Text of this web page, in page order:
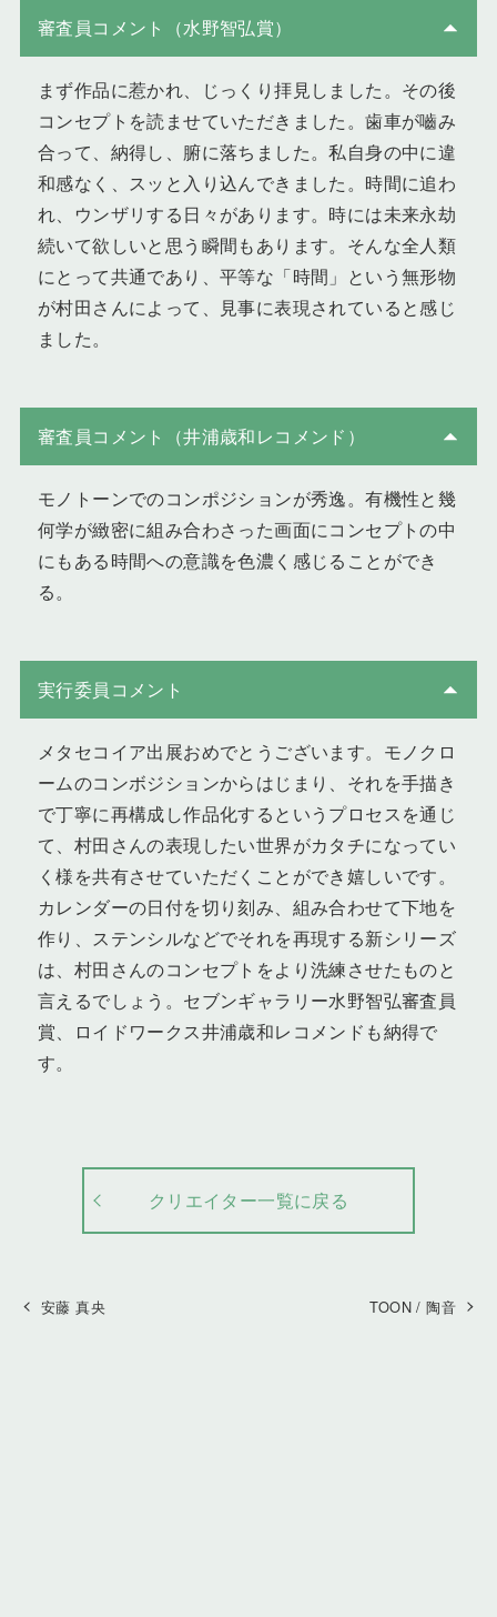
審査員コメント（水野智弘賞）
まず作品に惹かれ、じっくり拝見しました。その後
コンセプトを読ませていただきました。歯車が嚙み
合って、納得し、腑に落ちました。私自身の中に違
和感なく、スッと入り込んできました。時間に追わ
れ、ウンザリする日々があります。時には未来永劫
続いて欲しいと思う瞬間もあります。そんな全人類
にとって共通であり、平等な「時間」という無形物
が村田さんによって、見事に表現されていると感じ
ました。
審査員コメント（井浦歳和レコメンド）
モノトーンでのコンポジションが秀逸。有機性と幾
何学が緻密に組み合わさった画面にコンセプトの中
にもある時間への意識を色濃く感じることができ
る。
実行委員コメント
メタセコイア出展おめでとうございます。モノクロ
ームのコンボジションからはじまり、それを手描き
で丁寧に再構成し作品化するというプロセスを通じ
て、村田さんの表現したい世界がカタチになってい
く様を共有させていただくことができ嬉しいです。
カレンダーの日付を切り刻み、組み合わせて下地を
作り、ステンシルなどでそれを再現する新シリーズ
は、村田さんのコンセプトをより洗練させたものと
言えるでしょう。セブンギャラリー水野智弘審査員
賞、ロイドワークス井浦歳和レコメンドも納得で
す。
クリエイター一覧に戻る
安藤 真央 TOON / 陶音